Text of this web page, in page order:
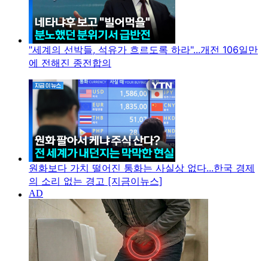
"세계의 선박들, 석유가 흐르도록 하라"...개전 106일만
에 전해진 종전합의
원화보다 가치 떨어진 통화는 사실상 없다...한국 경제
의 소리 없는 경고 [지금이뉴스]